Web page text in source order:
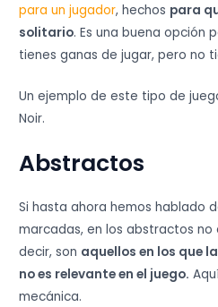
para un jugador, hechos para
solitario. Es una buena opción
tienes ganas de jugar, pero no
Un ejemplo de este tipo de
Noir.
Abstractos
Si hasta ahora hemos hablado
marcadas, en los abstractos no
decir, son aquellos en los que
no es relevante en el juego.
mecánica.